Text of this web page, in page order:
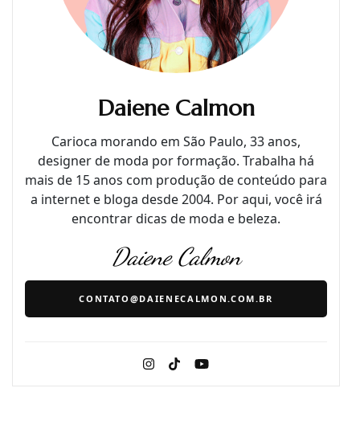
Daiene Calmon
Carioca morando em São Paulo, 33 anos,
designer de moda por formação. Trabalha há
mais de 15 anos com produção de conteúdo para
a internet e bloga desde 2004. Por aqui, você irá
encontrar dicas de moda e beleza.
Daiene Calmon
CONTATO@DAIENECALMON.COM.BR